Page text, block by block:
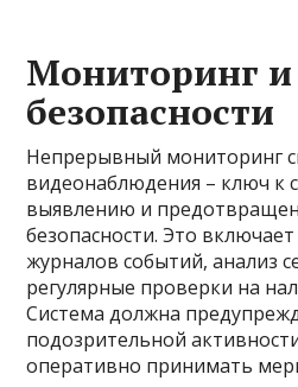
Мониторинг и
безопасности
Непрерывный мониторинг
видеонаблюдения – ключ к
выявлению и
безопасности. Это
журналов событий, анализ
регулярные проверки на
Система должна
подозрительной
оперативно принимать